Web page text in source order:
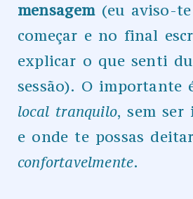
mensagem(eu aviso-
começar e no final
explicar o que senti
sessão). O importante
local tranquilo, sem ser
e onde te possas
confortavelmente.